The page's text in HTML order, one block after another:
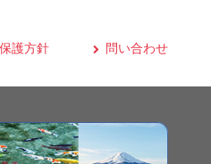
護方針 問い合わせ